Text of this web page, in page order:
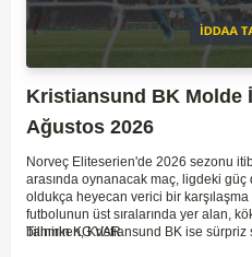
Kristiansund BK Molde
Ağustos 2026
Norveç Eliteserien'de 2026 sezonu
arasında oynanacak maç, ligdeki güç
oldukça heyecan verici bir
futbolunun üst sıralarında yer alan,
bilinirken, Kristiansund BK ise sürpriz
Tahmin KG VAR